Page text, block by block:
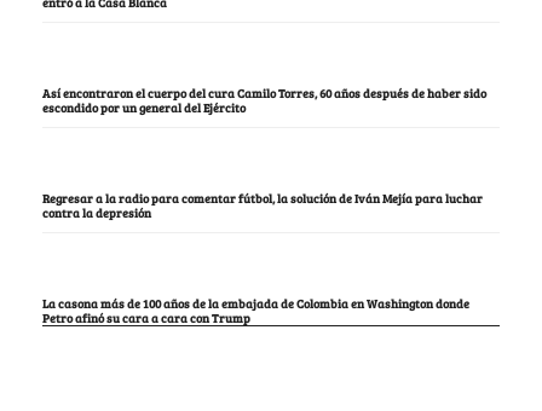
Así encontraron el cuerpo del cura Camilo Torres, 60 años después de haber sido
escondido por un general del Ejército
Regresar a la radio para comentar fútbol, la solución de Iván Mejía para luchar
contra la depresión
La casona más de 100 años de la embajada de Colombia en Washington donde
Petro afinó su cara a cara con Trump